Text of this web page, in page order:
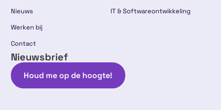
Nieuws
Werken bij
Contact
IT & Softwareontwikkeling
Nieuwsbrief
Houd me op de hoogte!